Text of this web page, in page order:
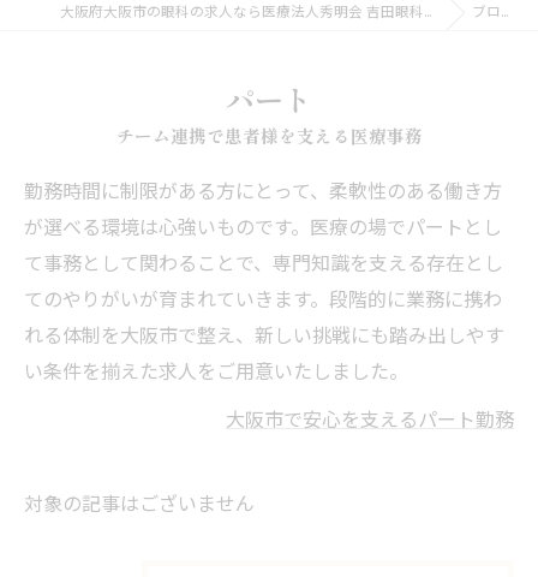
大阪府大阪市の眼科の求人なら医療法人秀明会 吉田眼科医院 ブログ
パート
チーム連携で患者様を支える医療事務
勤務時間に制限がある方にとって、柔軟性のある働き方
が選べる環境は心強いものです。医療の場でパートとし
て事務として関わることで、専門知識を支える存在とし
てのやりがいが育まれていきます。段階的に業務に携わ
れる体制を大阪市で整え、新しい挑戦にも踏み出しやす
い条件を揃えた求人をご用意いたしました。
大阪市で安心を支えるパート勤務
対象の記事はございません